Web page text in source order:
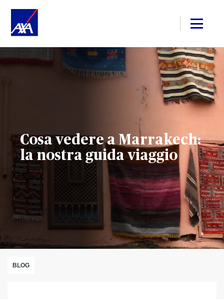
Cosa vedere a Marrakech:
la nostra guida viaggio
BLOG